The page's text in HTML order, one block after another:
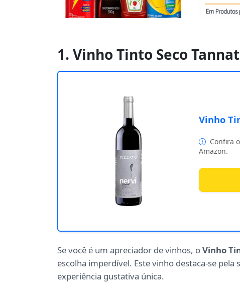
1. Vinho Tinto Seco
Vinho
Confira
Amazon.
Se você é um apreciador de vinhos, oVinho
escolha imperdível. Este vinho destaca-se
experiência gustativa única.